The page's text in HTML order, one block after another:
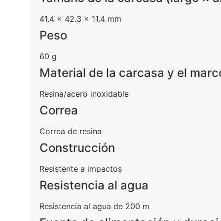
41.4 × 42.3 × 11.4 mm
Peso
60 g
Material de la carcasa y el
Resina/acero inoxidable
Correa
Correa de resina
Construcción
Resistente a impactos
Resistencia al agua
Resistencia al agua de 200 m